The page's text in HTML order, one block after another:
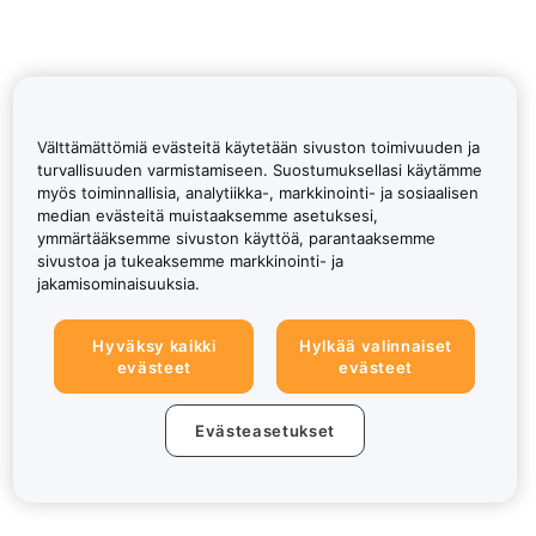
Välttämättömiä evästeitä käytetään sivuston toimivuuden ja
turvallisuuden varmistamiseen. Suostumuksellasi käytämme
myös toiminnallisia, analytiikka-, markkinointi- ja sosiaalisen
median evästeitä muistaaksemme asetuksesi,
ymmärtääksemme sivuston käyttöä, parantaaksemme
sivustoa ja tukeaksemme markkinointi- ja
jakamisominaisuuksia.
Hyväksy kaikki
evästeet
Hylkää valinnaiset
evästeet
Evästeasetukset